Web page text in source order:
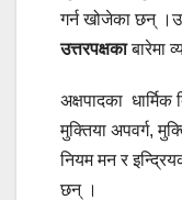
गर्न खोजेका छन्
उत्तरपक्षकाबारेमा
अक्षपादका
मुक्तिया अपवर्ग,
नियम मन र
छन् ।